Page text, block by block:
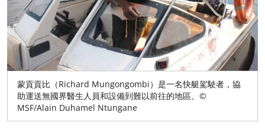
蒙貢貢比（Richard Mungongombi）是一名快艇駕駛者，協
助運送無國界醫生人員和設備到難以前往的地區。©
MSF/Alain Duhamel Ntungane